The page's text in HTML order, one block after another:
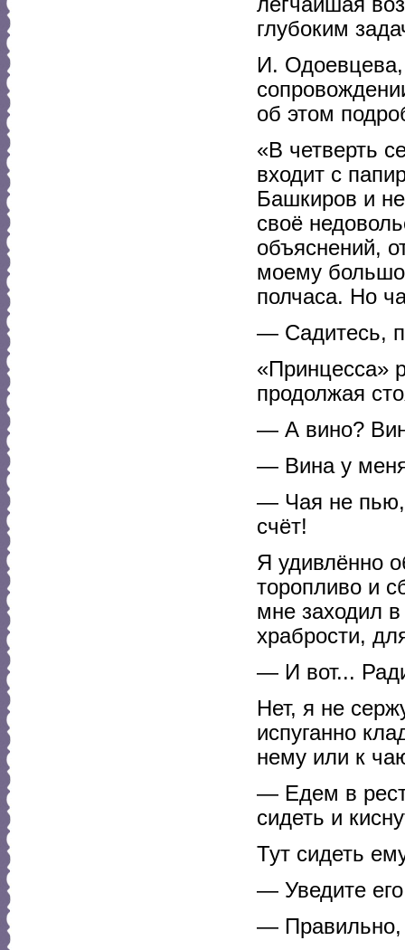
легчайшая
глубоким
И.
об этом
«В четверть
входит с
Башкиров и
своё
объяснений,
моему
полчаса. Но
— Садитесь,
«Принцесса»
продолжая
— А вино?
— Вина у
— Чая не
счёт!
Я удивлённо
торопливо и
мне заходил
храбрости,
— И вот...
Нет, я не
испуганно
нему или к
— Едем в
сидеть и
Тут сидеть
— Уведите
— Правильно,